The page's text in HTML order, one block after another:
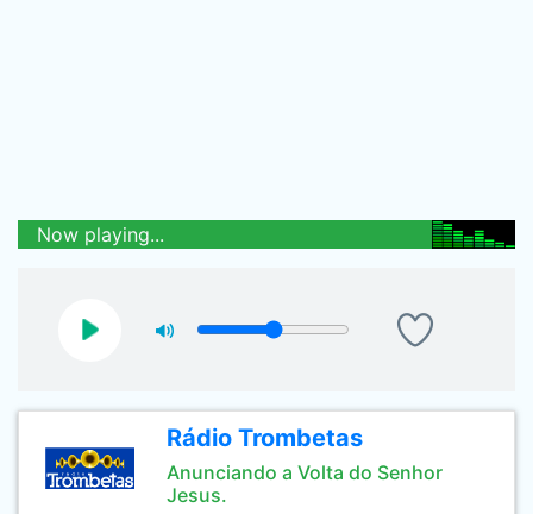
Now playing...
Rádio Trombetas
Anunciando a Volta do Senhor
Jesus.